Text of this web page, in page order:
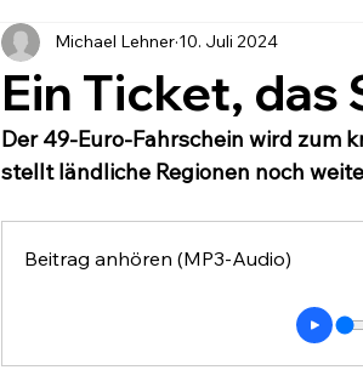
Ein Ticket,
Michael Lehner 10. Juli 2024
Der 49-Euro-Fahrschein wird zum
stellt ländliche Regionen noch
Beitrag anhören (MP3-Audio)